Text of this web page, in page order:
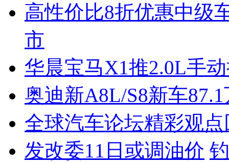
高性价比8折优惠中级
市
华晨宝马X1推2.0L手
奥迪新A8L/S8新车
全球汽车论坛精彩观点
发改委11日或调油价